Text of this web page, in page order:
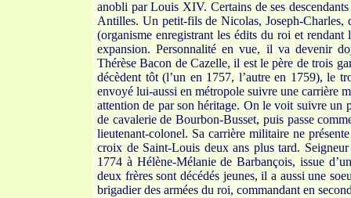
anobli par Louis XIV. Certains de ses
Antilles. Un petit-fils de Nicolas, Joseph-Charles,
(organisme enregistrant les édits du roi et
expansion. Personnalité en vue, il va devenir
Thérèse Bacon de Cazelle, il est le père de trois
décèdent tôt (l’un en 1757, l’autre en 1759), le
envoyé lui-aussi en métropole suivre une carrière
attention de par son héritage. On le voit suivre un
de cavalerie de Bourbon-Busset, puis passe
lieutenant-colonel. Sa carrière militaire ne
croix de Saint-Louis deux ans plus tard.
1774 à Hélène-Mélanie de Barbançois, issue
deux frères sont décédés jeunes, il a aussi une
brigadier des armées du roi, commandant en